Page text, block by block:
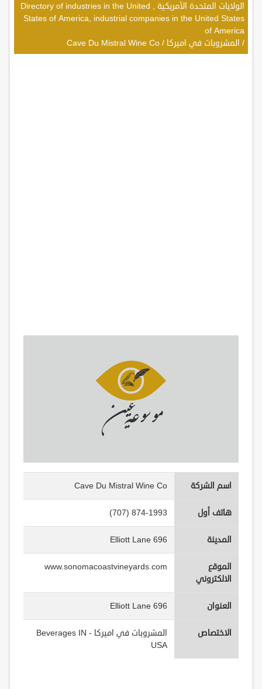
الولايات المتحدة الأمريكية , Directory of industries in the United
States of America, industrial companies in the United States
of America
/ المشروبات في اميركا /
Cave Du Mistral Wine Co
اسم الشركة Cave Du Mistral Wine Co
هاتف أول (707) 874-1993
المدينة 696 Elliott Lane
الموقع
الالكتروني
www.sonomacoastvineyards.com
العنوان 696 Elliott Lane
الاختصاص
المشروبات في اميركا - Beverages IN
USA